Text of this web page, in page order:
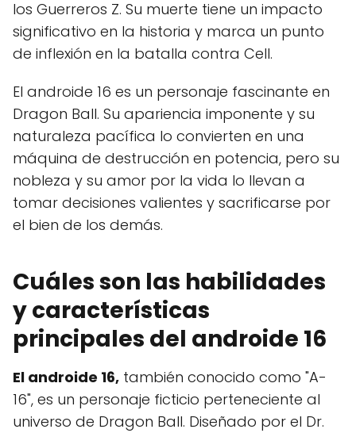
los Guerreros Z. Su muerte tiene un impacto
significativo en la historia y marca un punto
de inflexión en la batalla contra Cell.
El androide 16 es un personaje fascinante en
Dragon Ball. Su apariencia imponente y su
naturaleza pacífica lo convierten en una
máquina de destrucción en potencia, pero su
nobleza y su amor por la vida lo llevan a
tomar decisiones valientes y sacrificarse por
el bien de los demás.
Cuáles son las habilidades
y características
principales del androide 16
El androide 16, también conocido como "A-
16", es un personaje ficticio perteneciente al
universo de Dragon Ball. Diseñado por el Dr.